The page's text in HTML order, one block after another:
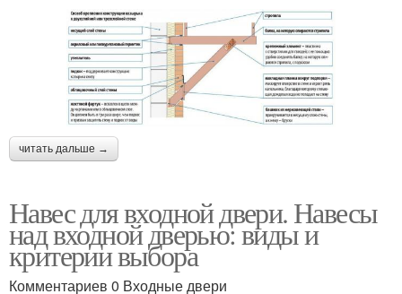
читать дальше →
Навес для входной двери. Навесы
над входной дверью: виды и
критерии выбора
Комментариев 0 Входные двери